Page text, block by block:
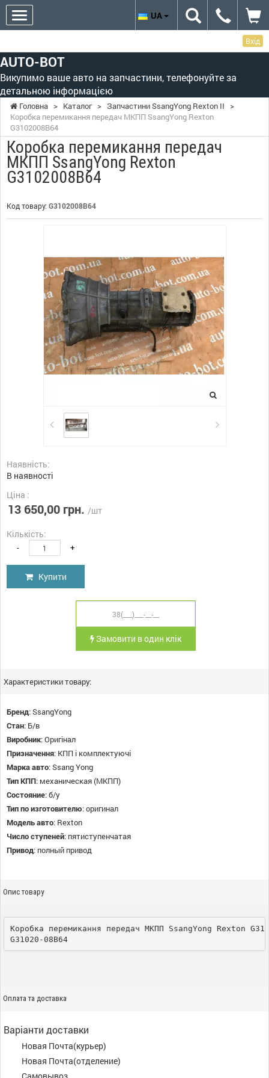
Вхід
AUTO-BOT
Викупимо ваше авто на запчастини, телефонуйте за
детальною інформацією
UA
Головна > Каталог > Запчастини SsangYong Rexton II
>
Коробка перемикання передач МКПП SsangYong Rexton
G3102008B64
Коробка перемикання передач
МКПП SsangYong Rexton
G3102008B64
Код товару: G3102008B64
Наявність:
В наявності
Ціна :
13 650,00 грн. /шт
Кількість:
- +
Купити
Замовити в один клік
Характеристики товару:
Бренд:SsangYong
Стан: Б/в
Виробник:Оригінал
Призначення: КПП і комплектуючі
Марка авто:Ssang Yong
Тип КПП: механическая (МКПП)
Состояние:б/у
Тип по изготовителю:оригинал
Модель авто: Rexton
Число ступеней: пятиступенчатая
Привод: полный привод
Опис товару
Коробка перемикання передач МКПП SsangYong Rexton
G31020-08B64
Оплата та доставка
Варіанти доставки
Новая Почта(курьер)
Новая Почта(отделение)